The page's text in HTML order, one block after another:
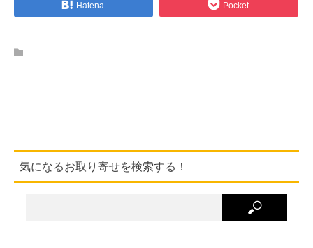
Hatena Pocket
気になるお取り寄せを検索する！